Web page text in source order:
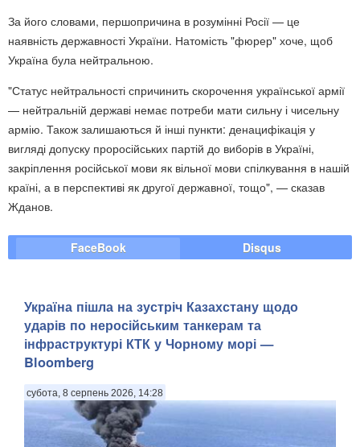
За його словами, першопричина в розумінні Росії — це
наявність державності України. Натомість "фюрер" хоче, щоб
Україна була нейтральною.
"Статус нейтральності спричинить скорочення української армії
— нейтральній державі немає потреби мати сильну і чисельну
армію. Також залишаються й інші пункти: денацифікація у
вигляді допуску проросійських партій до виборів в Україні,
закріплення російської мови як вільної мови спілкування в нашій
країні, а в перспективі як другої державної, тощо", — сказав
Жданов.
FaceBook Disqus
Україна пішла на зустріч Казахстану щодо
ударів по неросійським танкерам та
інфраструктурі КТК у Чорному морі —
Bloomberg
субота, 8 серпень 2026, 14:28